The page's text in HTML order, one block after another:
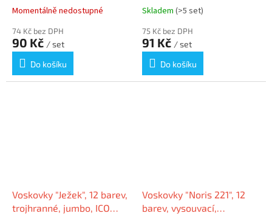
Momentálně nedostupné
74 Kč bez DPH
90 Kč / set
Do košíku
Skladem (>5 set)
75 Kč bez DPH
91 Kč / set
Do košíku
Voskovky "Ježek", 12 barev,
trojhranné, jumbo, ICO
Voskovky "Noris 221", 12
barev, vysouvací,